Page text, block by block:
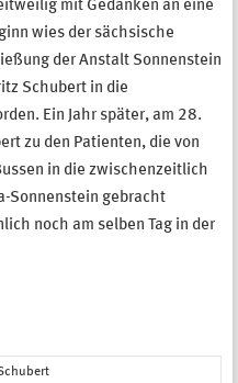
mit Gedanken an eine
wies der sächsische
der Anstalt Sonnenstein
Schubert in die
Ein Jahr später, am 28.
zu den Patienten, die von
in die zwischenzeitlich
Sonnenstein gebracht
noch am selben Tag in der